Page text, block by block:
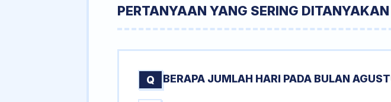
PERTANYAAN YANG SERING DITANYAKAN
Q BERAPA JUMLAH HARI PADA BULAN